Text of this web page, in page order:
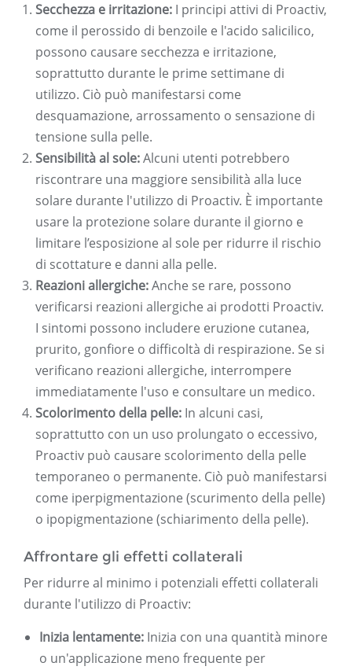
Secchezza e irritazione: I principi attivi di Proactiv,
come il perossido di benzoile e l'acido salicilico,
possono causare secchezza e irritazione,
soprattutto durante le prime settimane di
utilizzo. Ciò può manifestarsi come
desquamazione, arrossamento o sensazione di
tensione sulla pelle.
Sensibilità al sole:Alcuni utenti potrebbero
riscontrare una maggiore sensibilità alla luce
solare durante l'utilizzo di Proactiv. È importante
usare la protezione solare durante il giorno e
limitare l’esposizione al sole per ridurre il rischio
di scottature e danni alla pelle.
Reazioni allergiche:Anche se rare, possono
verificarsi reazioni allergiche ai prodotti Proactiv.
I sintomi possono includere eruzione cutanea,
prurito, gonfiore o difficoltà di respirazione. Se si
verificano reazioni allergiche, interrompere
immediatamente l'uso e consultare un medico.
Scolorimento della pelle: In alcuni casi,
soprattutto con un uso prolungato o eccessivo,
Proactiv può causare scolorimento della pelle
temporaneo o permanente. Ciò può manifestarsi
come iperpigmentazione (scurimento della pelle)
o ipopigmentazione (schiarimento della pelle).
Affrontare gli effetti collaterali
Per ridurre al minimo i potenziali effetti collaterali
durante l'utilizzo di Proactiv:
Inizia lentamente: Inizia con una quantità minore
o un'applicazione meno frequente per